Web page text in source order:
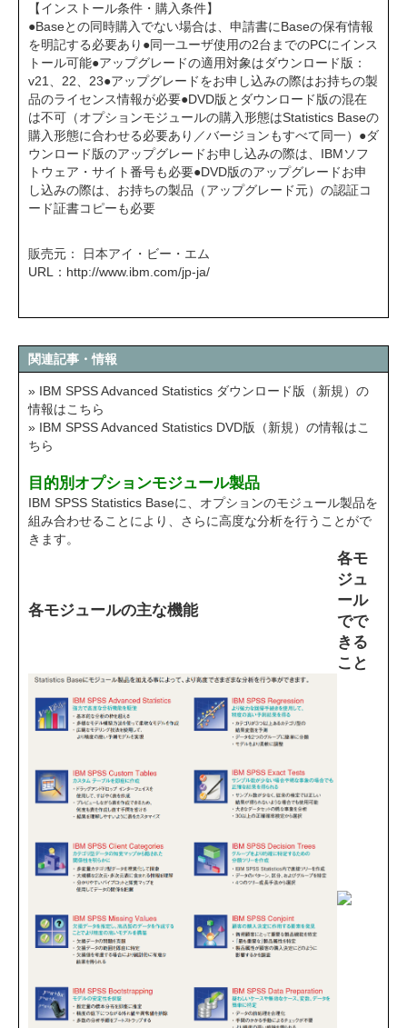
【インストール条件・購入条件】
●Baseとの同時購入でない場合は、申請書にBaseの保有情報
を明記する必要あり●同一ユーザ使用の2台までのPCにインス
トール可能●アップグレードの適用対象はダウンロード版：
v21、22、23●アップグレードをお申し込みの際はお持ちの製
品のライセンス情報が必要●DVD版とダウンロード版の混在
は不可（オプションモジュールの購入形態はStatistics Baseの
購入形態に合わせる必要あり／バージョンもすべて同一）●ダ
ウンロード版のアップグレードお申し込みの際は、IBMソフ
トウェア・サイト番号も必要●DVD版のアップグレードお申
し込みの際は、お持ちの製品（アップグレード元）の認証コ
ード証書コピーも必要
販売元： 日本アイ・ビー・エム
URL： http://www.ibm.com/jp-ja/
関連記事・情報
» IBM SPSS Advanced Statistics ダウンロード版（新規）の
情報はこちら
» IBM SPSS Advanced Statistics DVD版（新規）の情報はこ
ちら
目的別オプションモジュール製品
IBM SPSS Statistics Baseに、オプションのモジュール製品を
組み合わせることにより、さらに高度な分析を行うことがで
きます。
各モジュールの主な機能
各モ
ジュ
ール
でで
きる
こと